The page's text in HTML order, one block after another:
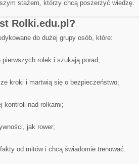
stażem, którzy chcą poszerzyć wiedzę.
Rolki.edu.pl?
do dużej grupy osób, które:
pierwszych rolek i szukają porad;
kroki i martwią się o bezpieczeństwo;
kontroli nad rolkami;
jak rower;
od mitów i chcą świadomie trenować.